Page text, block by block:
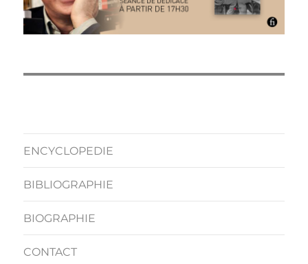
ENCYCLOPEDIE
BIBLIOGRAPHIE
BIOGRAPHIE
CONTACT